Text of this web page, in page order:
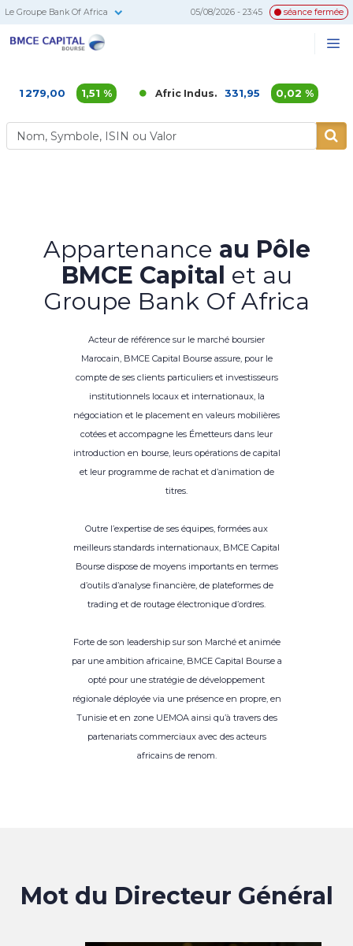
Le Groupe Bank Of Africa 05/08/2026 - 23:45 séance fermée
1,51 % Afric Indus. 331,95 0,02 %
Appartenance au Pôle
BMCE Capital et au
Groupe Bank Of Africa
Acteur de référence sur le marché boursier
Marocain, BMCE Capital Bourse assure, pour le
compte de ses clients particuliers et investisseurs
institutionnels locaux et internationaux, la
négociation et le placement en valeurs mobilières
cotées et accompagne les Émetteurs dans leur
introduction en bourse, leurs opérations de capital
et leur programme de rachat et d’animation de
titres.
Outre l’expertise de ses équipes, formées aux
meilleurs standards internationaux, BMCE Capital
Bourse dispose de moyens importants en termes
d’outils d’analyse financière, de plateformes de
trading et de routage électronique d’ordres.
Forte de son leadership sur son Marché et animée
par une ambition africaine, BMCE Capital Bourse a
opté pour une stratégie de développement
régionale déployée via une présence en propre, en
Tunisie et en zone UEMOA ainsi qu’à travers des
partenariats commerciaux avec des acteurs
africains de renom.
Mot du Directeur Général